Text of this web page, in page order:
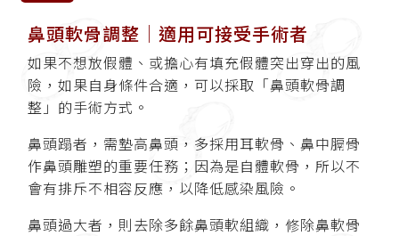
鼻頭軟骨調整│適用可接受手術者
如果不想放假體、或擔心有填充假體突出穿出的風
險，如果自身條件合適，可以採取「鼻頭軟骨調
整」的手術方式。
鼻頭蹋者，需墊高鼻頭，多採用耳軟骨、鼻中膈骨
作鼻頭雕塑的重要任務；因為是自體軟骨，所以不
會有排斥不相容反應，以降低感染風險。
鼻頭過大者，則去除多餘鼻頭軟組織，修除鼻軟骨